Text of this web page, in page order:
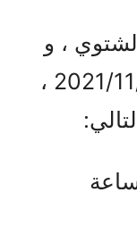
، و
اعتباراً من الجمعة بتاريخ 2021/11/5 ،